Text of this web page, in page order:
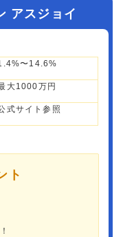
アスジョイ
〜14.6%
大1000万円
式サイト参照
ト